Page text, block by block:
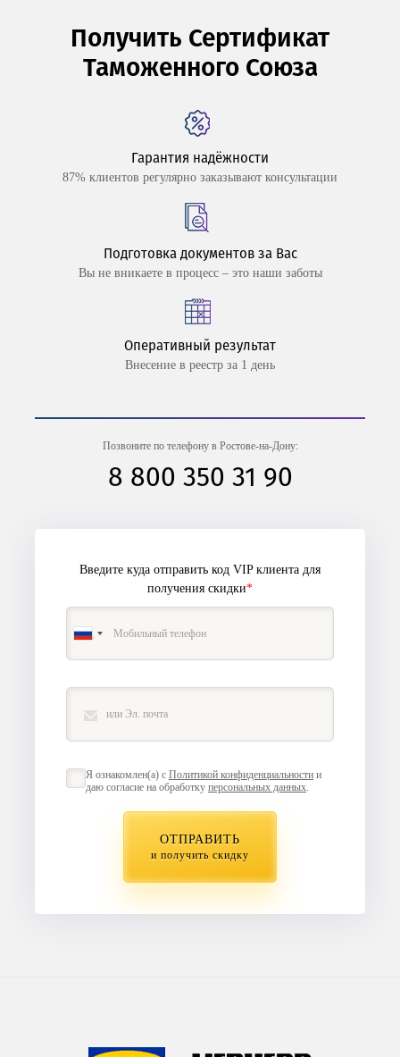
Получить Сертификат
Таможенного Союза
Гарантия надёжности
87% клиентов регулярно заказывают консультации
Подготовка документов за Вас
Вы не вникаете в процесс – это наши заботы
Оперативный результат
Внесение в реестр за 1 день
Позвоните по телефону в Ростове-на-Дону:
8 800 350 31 90
Введите куда отправить код VIP клиента для
получения скидки*
Я ознакомлен(а) с Политикой конфиденциальности и
даю согласие на обработку персональных данных
ОТПРАВИТЬ
и получить скидку